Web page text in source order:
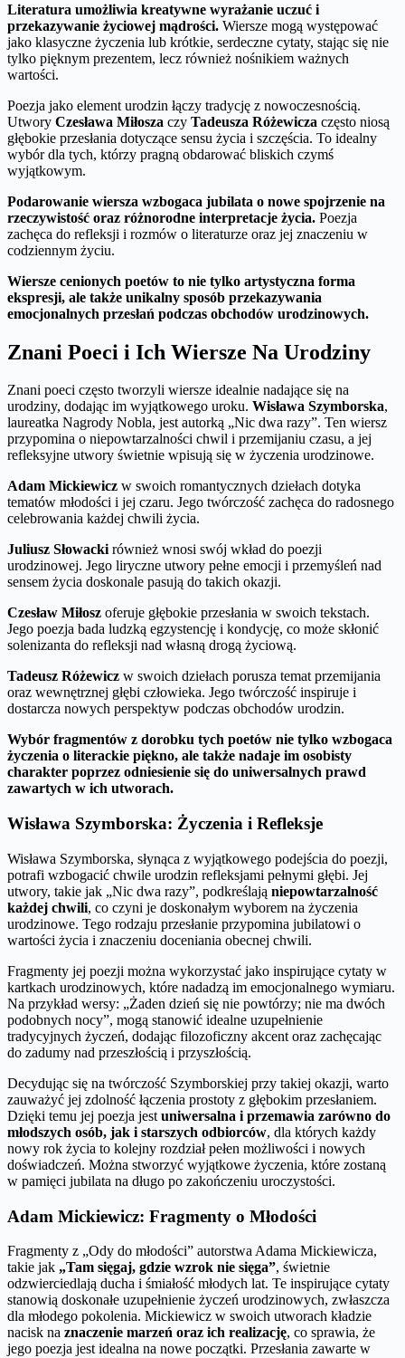
Literatura umożliwia kreatywne wyrażanie uczuć i
przekazywanie życiowej mądrości. Wiersze mogą występować
jako klasyczne życzenia lub krótkie, serdeczne cytaty, stając się nie
tylko pięknym prezentem, lecz również nośnikiem ważnych
wartości.
Poezja jako element urodzin łączy tradycję z nowoczesnością.
Utwory Czesława Miłosza czy Tadeusza Różewicza często niosą
głębokie przesłania dotyczące sensu życia i szczęścia. To idealny
wybór dla tych, którzy pragną obdarować bliskich czymś
wyjątkowym.
Podarowanie wiersza wzbogaca jubilata o nowe spojrzenie na
rzeczywistość oraz różnorodne interpretacje życia. Poezja
zachęca do refleksji i rozmów o literaturze oraz jej znaczeniu w
codziennym życiu.
Wiersze cenionych poetów to nie tylko artystyczna forma
ekspresji, ale także unikalny sposób przekazywania
emocjonalnych przesłań podczas obchodów urodzinowych.
Znani Poeci i Ich Wiersze Na Urodziny
Znani poeci często tworzyli wiersze idealnie nadające się na
urodziny, dodając im wyjątkowego uroku. Wisława Szymborska,
laureatka Nagrody Nobla, jest autorką „Nic dwa razy”. Ten wiersz
przypomina o niepowtarzalności chwil i przemijaniu czasu, a jej
refleksyjne utwory świetnie wpisują się w życzenia urodzinowe.
Adam Mickiewicz w swoich romantycznych dziełach dotyka
tematów młodości i jej czaru. Jego twórczość zachęca do radosnego
celebrowania każdej chwili życia.
Juliusz Słowackirównież wnosi swój wkład do poezji
urodzinowej. Jego liryczne utwory pełne emocji i przemyśleń nad
sensem życia doskonale pasują do takich okazji.
Czesław Miłosz oferuje głębokie przesłania w swoich tekstach.
Jego poezja bada ludzką egzystencję i kondycję, co może skłonić
solenizanta do refleksji nad własną drogą życiową.
Tadeusz Różewicz w swoich dziełach porusza temat przemijania
oraz wewnętrznej głębi człowieka. Jego twórczość inspiruje i
dostarcza nowych perspektyw podczas obchodów urodzin.
Wybór fragmentów z dorobku tych poetów nie tylko wzbogaca
życzenia o literackie piękno, ale także nadaje im osobisty
charakter poprzez odniesienie się do uniwersalnych prawd
zawartych w ich utworach.
Wisława Szymborska: Życzenia i Refleksje
Wisława Szymborska, słynąca z wyjątkowego podejścia do poezji,
potrafi wzbogacić chwile urodzin refleksjami pełnymi głębi. Jej
utwory, takie jak „Nic dwa razy”, podkreślają niepowtarzalność
każdej chwili, co czyni je doskonałym wyborem na życzenia
urodzinowe. Tego rodzaju przesłanie przypomina jubilatowi o
wartości życia i znaczeniu doceniania obecnej chwili.
Fragmenty jej poezji można wykorzystać jako inspirujące cytaty w
kartkach urodzinowych, które nadadzą im emocjonalnego wymiaru.
Na przykład wersy: „Żaden dzień się nie powtórzy; nie ma dwóch
podobnych nocy”, mogą stanowić idealne uzupełnienie
tradycyjnych życzeń, dodając filozoficzny akcent oraz zachęcając
do zadumy nad przeszłością i przyszłością.
Decydując się na twórczość Szymborskiej przy takiej okazji, warto
zauważyć jej zdolność łączenia prostoty z głębokim przesłaniem.
Dzięki temu jej poezja jest uniwersalna i przemawia zarówno do
młodszych osób, jak i starszych odbiorców, dla których każdy
nowy rok życia to kolejny rozdział pełen możliwości i nowych
doświadczeń. Można stworzyć wyjątkowe życzenia, które zostaną
w pamięci jubilata na długo po zakończeniu uroczystości.
Adam Mickiewicz: Fragmenty o Młodości
Fragmenty z „Ody do młodości” autorstwa Adama Mickiewicza,
takie jak „Tam sięgaj, gdzie wzrok nie sięga”, świetnie
odzwierciedlają ducha i śmiałość młodych lat. Te inspirujące cytaty
stanowią doskonałe uzupełnienie życzeń urodzinowych, zwłaszcza
dla młodego pokolenia. Mickiewicz w swoich utworach kładzie
nacisk na znaczenie marzeń oraz ich realizację, co sprawia, że
jego poezja jest idealna na nowe początki. Przesłania zawarte w